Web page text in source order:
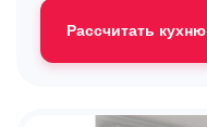
Рассчитать кухню